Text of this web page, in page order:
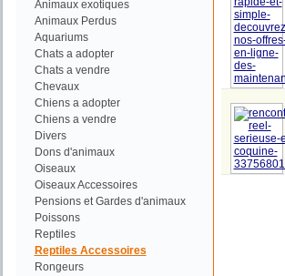
Animaux exotiques
Animaux Perdus
Aquariums
Chats a adopter
Chats a vendre
Chevaux
Chiens a adopter
Chiens a vendre
Divers
Dons d'animaux
Oiseaux
Oiseaux Accessoires
Pensions et Gardes d'animaux
Poissons
Reptiles
Reptiles Accessoires
Rongeurs